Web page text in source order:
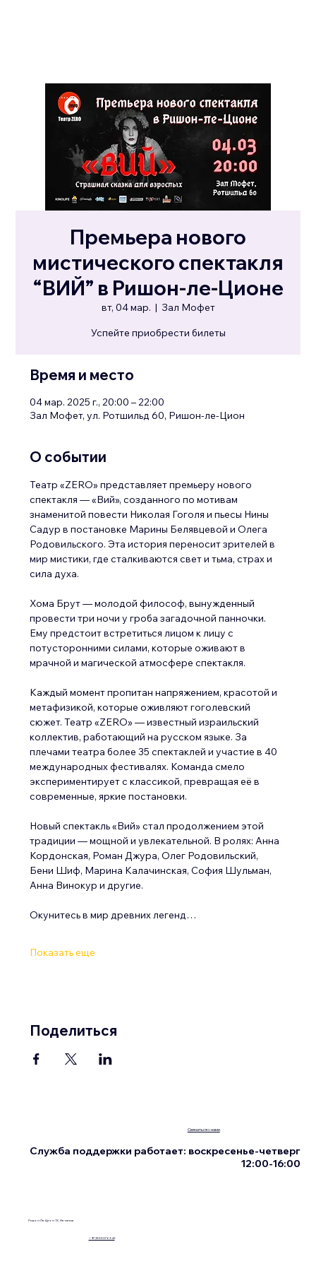
Премьера нового
мистического спектакля
“ВИЙ” в Ришон-ле-Ционе
вт, 04 мар.
  |
Зал Мофет
Успейте приобрести билеты
Время и место
04 мар. 2025 г., 20:00 – 22:00
Зал Мофет, ул. Ротшильд 60, Ришон-ле-Цион
О событии
Театр «ZERO» представляет премьеру нового
спектакля — «Вий», созданного по мотивам
знаменитой повести Николая Гоголя и пьесы Нины
Садур в постановке Марины Белявцевой и Олега
Родовильского. Эта история переносит зрителей в
мир мистики, где сталкиваются свет и тьма, страх и
сила духа.
Хома Брут — молодой философ, вынужденный
провести три ночи у гроба загадочной панночки.
Ему предстоит встретиться лицом к лицу с
потусторонними силами, которые оживают в
мрачной и магической атмосфере спектакля.
Каждый момент пропитан напряжением, красотой и
метафизикой, которые оживляют гоголевский
сюжет. Театр «ZERO» — известный израильский
коллектив, работающий на русском языке. За
плечами театра более 35 спектаклей и участие в 40
международных фестивалях. Команда смело
экспериментирует с классикой, превращая её в
современные, яркие постановки.
Новый спектакль «Вий» стал продолжением этой
традиции — мощной и увлекательной. В ролях: Анна
Кордонская, Роман Джура, Олег Родовильский,
Бени Шиф, Марина Калачинская, София Шульман,
Анна Винокур и другие.
Окунитесь в мир древних легенд…
Показать еще
Поделиться
Ришон Ле-Цион 13, Нетания
+972555076342
Связаться с нами
Служба поддержки работает: воскресенье-четверг
12:00-16:00